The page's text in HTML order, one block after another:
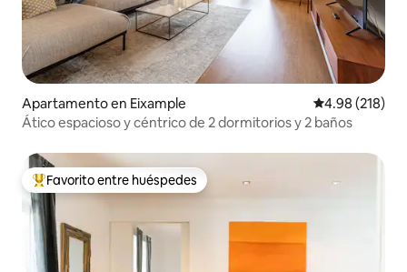
Apartamento en Eixample Calificación
4.98 (218)
Ático espacioso y céntrico de 2 dormitorios y 2 baños
Favorito entre huéspedes preferido
Favorito entre huéspedes